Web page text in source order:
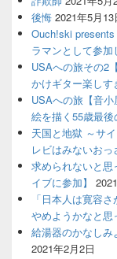
後悔 2021年5月13
Ouch!ski
ラマンとして参加
USAへの旅その2
かけギター楽しす
USAへの旅【音小
絵を描く55歳最後
天国と地獄 ～サ
レビはみないおっ
求められないと思
イブに参加】
「日本人は寛容
やめようかなと思
給湯器のかなしみ
2021年2月2日